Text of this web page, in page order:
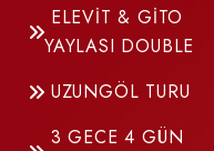
ELEVİT & GİTO
YAYLASI DOUBLE
UZUNGÖL TURU
3 GECE 4 GÜN